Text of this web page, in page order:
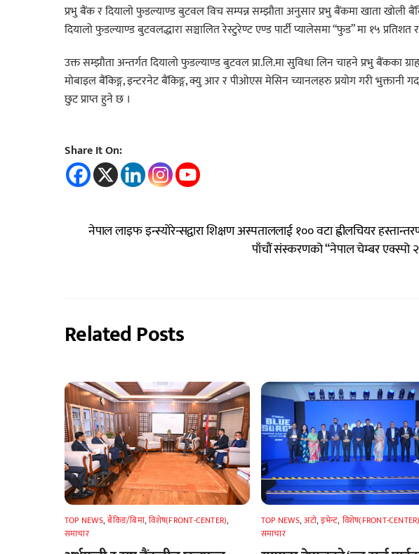
प्रभु बैंक र दियालो फुडल्याण्ड बुटवल विच सम्पन्न सम्झौता अनुसार प्रभु बैंकमा खाता खोली
दियालो फुडल्याण्ड बुटवलद्धारा सञ्चालित रेस्टुरेण्ट एण्ड पार्टी प्यालेसमा “फुड” मा १५
उक्त सम्झौता अन्तर्गत दियालो फुडल्याण्ड बुटवल प्रा.लि.मा सुविधा लिन चाहने प्रभु बैंकका
मोबाइल बैंकिङ्ग, इन्टरनेट बैंकिङ्ग, क्यु आर र पीओएस मेसिन च्यानलहरु प्रयोग गरी भुक्तानी
छुट प्राप्त हुने छ ।
Share It On:
नेपाल लाइफ इन्स्योरेन्सद्वारा शिक्षण अस्पताललाई १०० वटा ह्वीलचियर
पाँचौं संस्करणको “नेपाल चेम्बर एक्स्पो
Related Posts
TOP NEWS,बैंकिङ/बिमा,विशेष(FRONT-CENTER),
समाचार
TOP NEWS,अटाे,इभेन्ट, विशेष(FRONT-CENTER)
समाचार